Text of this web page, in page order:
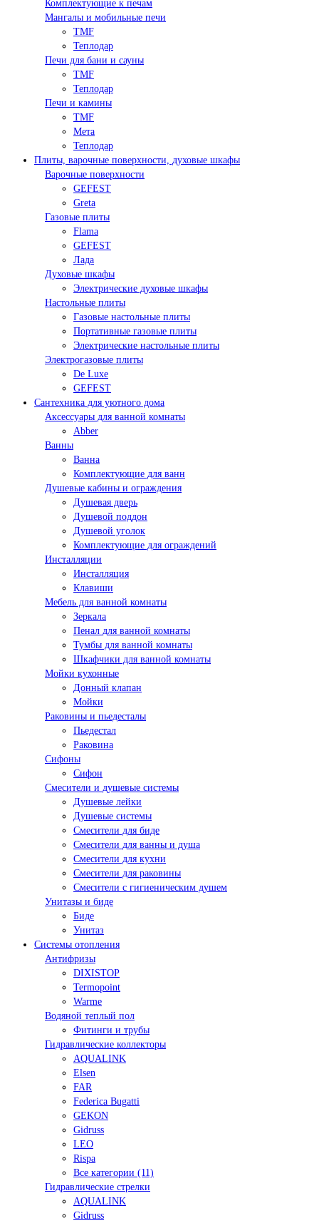
Комплектующие к печам
Мангалы и мобильные печи
TMF
Теплодар
Печи для бани и сауны
TMF
Теплодар
Печи и камины
TMF
Мета
Теплодар
Плиты, варочные поверхности, духовые шкафы
Варочные поверхности
GEFEST
Greta
Газовые плиты
Flama
GEFEST
Лада
Духовые шкафы
Электрические духовые шкафы
Настольные плиты
Газовые настольные плиты
Портативные газовые плиты
Электрические настольные плиты
Электрогазовые плиты
De Luxe
GEFEST
Сантехника для уютного дома
Аксессуары для ванной комнаты
Abber
Ванны
Ванна
Комплектующие для ванн
Душевые кабины и ограждения
Душевая дверь
Душевой поддон
Душевой уголок
Комплектующие для ограждений
Инсталляции
Инсталляция
Клавиши
Мебель для ванной комнаты
Зеркала
Пенал для ванной комнаты
Тумбы для ванной комнаты
Шкафчики для ванной комнаты
Мойки кухонные
Донный клапан
Мойки
Раковины и пьедесталы
Пьедестал
Раковина
Сифоны
Сифон
Смесители и душевые системы
Душевые лейки
Душевые системы
Смесители для биде
Смесители для ванны и душа
Смесители для кухни
Смесители для раковины
Смесители с гигиеническим душем
Унитазы и биде
Биде
Унитаз
Системы отопления
Антифризы
DIXISTOP
Termopoint
Warme
Водяной теплый пол
Фитинги и трубы
Гидравлические коллекторы
AQUALINK
Elsen
FAR
Federica Bugatti
GEKON
Gidruss
LEO
Rispa
Все категории (11)
Гидравлические стрелки
AQUALINK
Gidruss